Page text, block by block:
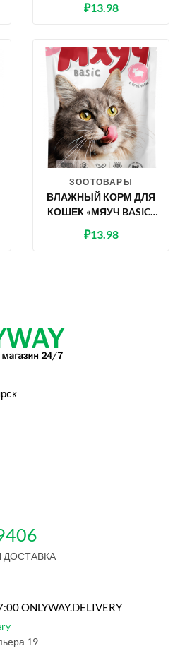
ИНДЕЙКОЙ, 85 Г
₽13.98
ЗООТОВАРЫ
ВЛАЖНЫЙ КОРМ ДЛЯ
КОШЕК «МЯУЧ BASIC»
МЯСОМ ЯГНЕНКА, 85 Г
₽13.98
ДОСТАВКА
ONLYWAY.DELIVERY
19